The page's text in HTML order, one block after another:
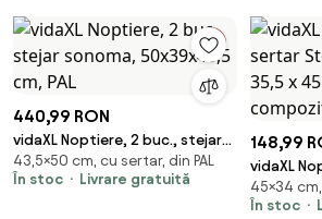
440,99 RON
vidaXL Noptiere, 2 buc., stejar
sonoma, 50x39x43,5 cm, PAL
43,5×50 cm, cu sertar, din PAL
În stoc
Livrare gratuită
148,99
vidaXL
Negru 34
compozit
45×34
În stoc